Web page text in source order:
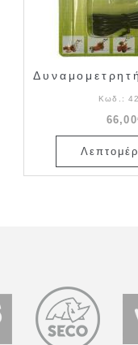
Κωδ.: